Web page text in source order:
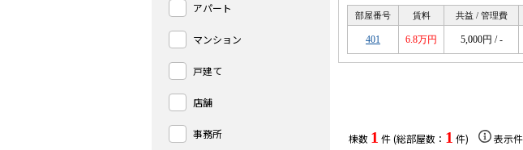
部屋番号 賃料 共益 / 管理費
401 6.8万円 5,000円 / -
棟数 1 件 (総部屋数： 1 件) 表示
アパート
マンション
戸建て
店舗
事務所